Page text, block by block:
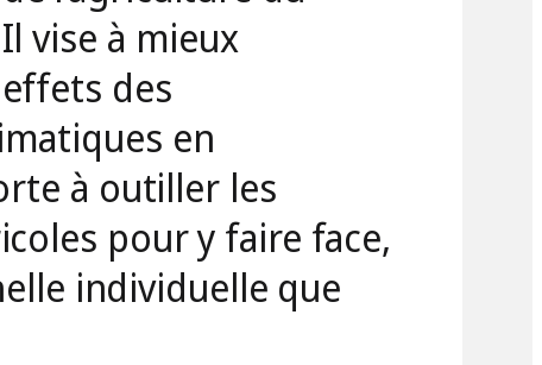
vise à mieux
des
en
à outiller les
pour y faire face,
individuelle que